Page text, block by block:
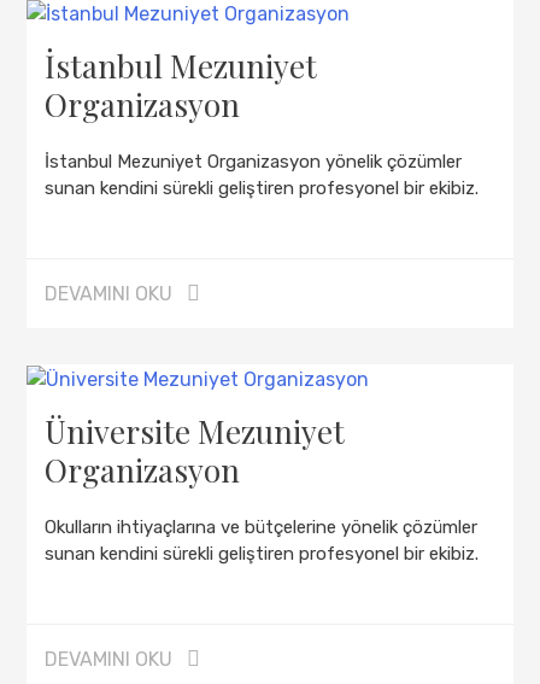
İstanbul Mezuniyet
Organizasyon
İstanbul Mezuniyet Organizasyon yönelik çözümler
sunan kendini sürekli geliştiren profesyonel bir ekibiz.
DEVAMINI OKU
Üniversite Mezuniyet
Organizasyon
Okulların ihtiyaçlarına ve bütçelerine yönelik çözümler
sunan kendini sürekli geliştiren profesyonel bir ekibiz.
DEVAMINI OKU